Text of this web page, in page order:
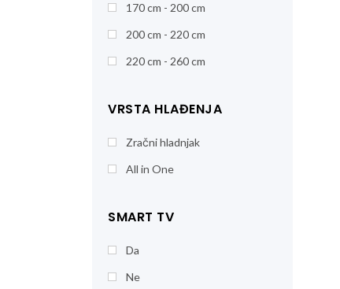
170 cm - 200 cm
200 cm - 220 cm
220 cm - 260 cm
VRSTA HLAĐENJA
Zračni hladnjak
All in One
SMART TV
Da
Ne